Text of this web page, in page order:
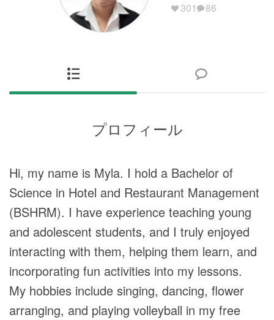
301 86
プロフィール
Hi, my name is Myla. I hold a Bachelor of
Science in Hotel and Restaurant Management
(BSHRM). I have experience teaching young
and adolescent students, and I truly enjoyed
interacting with them, helping them learn, and
incorporating fun activities into my lessons.
My hobbies include singing, dancing, flower
arranging, and playing volleyball in my free